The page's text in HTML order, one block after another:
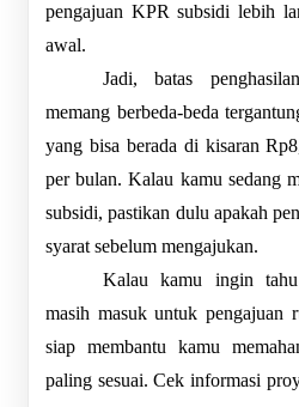
pengajuan KPR subsidi lebih
awal.
Jadi, batas
memang berbeda-beda
yang bisa berada di kisaran
per bulan. Kalau kamu sedang
subsidi, pastikan dulu apakah
syarat sebelum mengajukan.
Kalau kamu ingin tahu
masih masuk untuk pengajuan
siap membantu kamu
paling sesuai. Cek informasi